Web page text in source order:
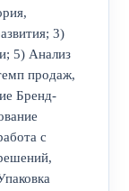
3)
5) Анализ
продаж,
Бренд-
с